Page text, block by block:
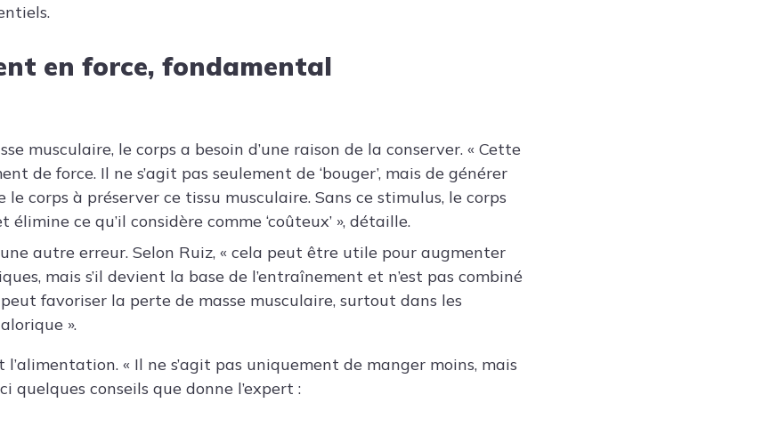
en force, fondamental
musculaire, le corps a besoin d’une raison de la conserver. « Cette
de force. Il ne s’agit pas seulement de ‘bouger’, mais de générer
corps à préserver ce tissu musculaire. Sans ce stimulus, le corps
élimine ce qu’il considère comme ‘coûteux’ », détaille.
autre erreur. Selon Ruiz, « cela peut être utile pour augmenter
mais s’il devient la base de l’entraînement et n’est pas combiné
favoriser la perte de masse musculaire, surtout dans les
».
« Il ne s’agit pas uniquement de manger moins, mais
quelques conseils que donne l’expert :